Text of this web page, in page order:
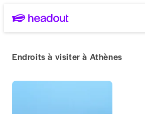
Endroits à visiter à Athènes